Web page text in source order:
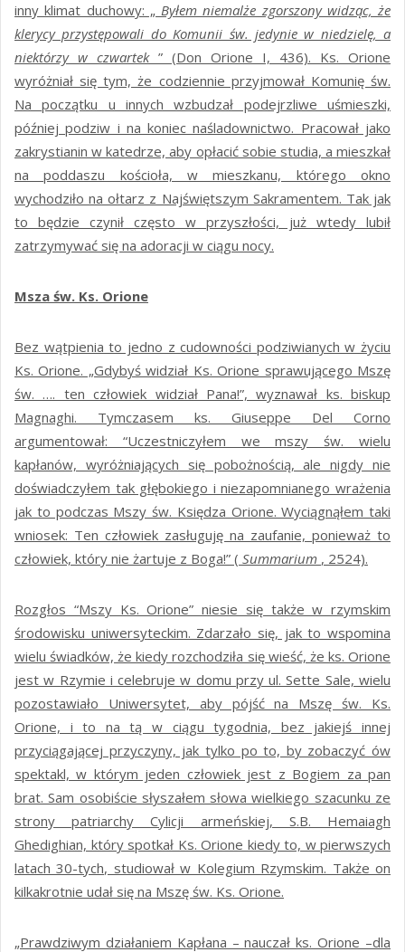
inny klimat duchowy: „ Byłem niemalże zgorszony widząc, że
klerycy przystępowali do Komunii św. jedynie w niedzielę, a
niektórzy w czwartek ” (Don Orione I, 436). Ks. Orione
wyróżniał się tym, że codziennie przyjmował Komunię św.
Na początku u innych wzbudzał podejrzliwe uśmieszki,
później podziw i na koniec naśladownictwo. Pracował jako
zakrystianin w katedrze, aby opłacić sobie studia, a mieszkał
na poddaszu kościoła, w mieszkanu, którego okno
wychodziło na ołtarz z Najświętszym Sakramentem. Tak jak
to będzie czynił często w przyszłości, już wtedy lubił
zatrzymywać się na adoracji w ciągu nocy.
Msza św. Ks. Orione
Bez wątpienia to jedno z cudowności podziwianych w życiu
Ks. Orione. „Gdybyś widział Ks. Orione sprawującego Mszę
św. …. ten człowiek widział Pana!”, wyznawał ks. biskup
Magnaghi. Tymczasem ks. Giuseppe Del Corno
argumentował: “Uczestniczyłem we mszy św. wielu
kapłanów, wyróżniających się pobożnością, ale nigdy nie
doświadczyłem tak głębokiego i niezapomnianego wrażenia
jak to podczas Mszy św. Księdza Orione. Wyciągnąłem taki
wniosek: Ten człowiek zasługuję na zaufanie, ponieważ to
człowiek, który nie żartuje z Boga!” ( Summarium , 2524).
Rozgłos “Mszy Ks. Orione” niesie się także w rzymskim
środowisku uniwersyteckim. Zdarzało się, jak to wspomina
wielu świadków, że kiedy rozchodziła się wieść, że ks. Orione
jest w Rzymie i celebruje w domu przy ul. Sette Sale, wielu
pozostawiało Uniwersytet, aby pójść na Mszę św. Ks.
Orione, i to na tą w ciągu tygodnia, bez jakiejś innej
przyciągającej przyczyny, jak tylko po to, by zobaczyć ów
spektakl, w którym jeden człowiek jest z Bogiem za pan
brat. Sam osobiście słyszałem słowa wielkiego szacunku ze
strony patriarchy Cylicji armeńskiej, S.B. Hemaiagh
Ghedighian, który spotkał Ks. Orione kiedy to, w pierwszych
latach 30-tych, studiował w Kolegium Rzymskim. Także on
kilkakrotnie udał się na Mszę św. Ks. Orione.
„Prawdziwym działaniem Kapłana – nauczał ks. Orione –dla